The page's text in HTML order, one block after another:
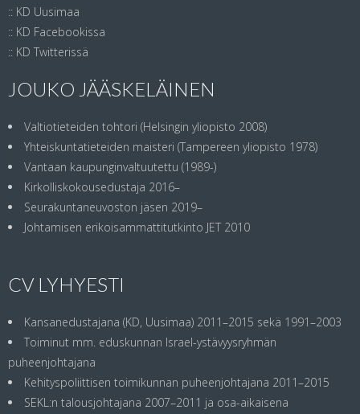
:: KD Uusimaa
:: KD Facebookissa
:: KD Twitterissä
JOUKO JÄÄSKELÄINEN
Valtiotieteiden tohtori (Helsingin yliopisto 2008)
Yhteiskuntatieteiden maisteri (Tampereen yliopisto 1978)
Vantaan kaupunginvaltuutettu (1989-)
Kirkolliskokousedustaja 2016–
Seurakuntaneuvoston jäsen 2019–
Johtamisen erikoisammattitutkinto JET 2010
CV LYHYESTI
Kansanedustajana (KD, Uusimaa) 2011–2015 sekä 1991–2003
Toiminut mm. eduskunnan Israel-ystävyysryhmän
puheenjohtajana
Kehityspoliittisen toimikunnan puheenjohtajana 2011–2015
SEKL:n talousjohtajana 2007–2011 ja osa-aikaisena